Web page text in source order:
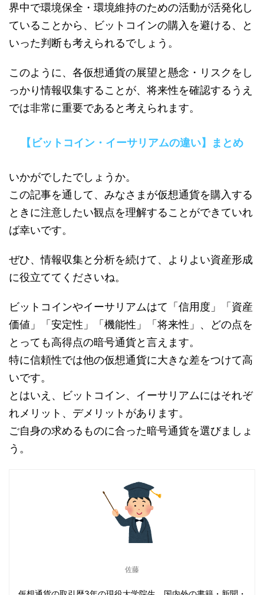
界中で環境保全・環境維持のための活動が活発化し
ていることから、ビットコインの購入を避ける、と
いった判断も考えられるでしょう。
このように、各仮想通貨の展望と懸念・リスクをし
っかり情報収集することが、将来性を確認するうえ
では非常に重要であると考えられます。
【ビットコイン・イーサリアムの違い】まとめ
いかがでしたでしょうか。
この記事を通して、みなさまが仮想通貨を購入する
ときに注意したい観点を理解することができていれ
ば幸いです。
ぜひ、情報収集と分析を続けて、よりよい資産形成
に役立ててくださいね。
ビットコインやイーサリアムはて「信用度」「資産
価値」「安定性」「機能性」「将来性」、どの点を
とっても高得点の暗号通貨と言えます。
特に信頼性では他の仮想通貨に大きな差をつけて高
いです。
とはいえ、ビットコイン、イーサリアムにはそれぞ
れメリット、デメリットがあります。
ご自身の求めるものに合った暗号通貨を選びましょ
う。
佐藤